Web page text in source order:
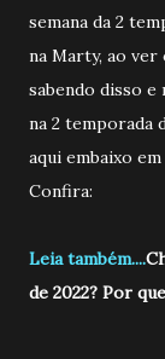
semana da 2
na Marty, ao ver
sabendo disso e
na 2 temporada
aqui embaixo
Confira:
Leia também....
de 2022? Por